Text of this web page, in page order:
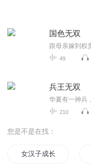
国色无双
49
兵王无双
210
您是不是在找：
女汉子成长日记